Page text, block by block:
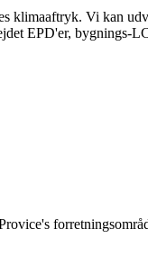
klimaaftryk. Vi kan
EPD'er, bygnings-